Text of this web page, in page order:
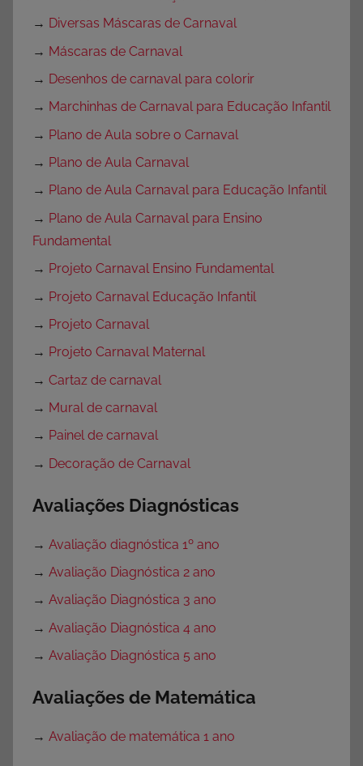
→ Diversas Máscaras de Carnaval
→ Máscaras de Carnaval
→ Desenhos de carnaval para colorir
→ Marchinhas de Carnaval para Educação Infantil
→ Plano de Aula sobre o Carnaval
→ Plano de Aula Carnaval
→ Plano de Aula Carnaval para Educação Infantil
→ Plano de Aula Carnaval para Ensino
Fundamental
→ Projeto Carnaval Ensino Fundamental
→ Projeto Carnaval Educação Infantil
→ Projeto Carnaval
→ Projeto Carnaval Maternal
→ Cartaz de carnaval
→ Mural de carnaval
→ Painel de carnaval
→ Decoração de Carnaval
Avaliações Diagnósticas
→ Avaliação diagnóstica 1º ano
→ Avaliação Diagnóstica 2 ano
→ Avaliação Diagnóstica 3 ano
→ Avaliação Diagnóstica 4 ano
→ Avaliação Diagnóstica 5 ano
Avaliações de Matemática
→ Avaliação de matemática 1 ano